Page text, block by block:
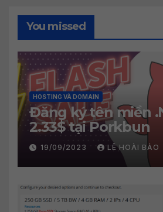
You missed
HOSTING VÀ DOMAIN
Đăng ký tên miền
2.33$ tại Porkbun
19/09/2023 LÊ HOÀI BẢO